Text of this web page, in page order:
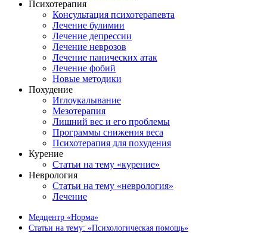
Психотерапия
Консультация психотерапевта
Лечение булимии
Лечение депрессии
Лечение неврозов
Лечение панических атак
Лечение фобий
Новые методики
Похудение
Иглоукалывание
Мезотерапия
Лишний вес и его проблемы
Программы снижения веса
Психотерапия для похудения
Курение
Статьи на тему «курение»
Неврология
Статьи на тему «неврология»
Лечение
Медцентр «Норма»
Статьи на тему: «Психологическая помощь»